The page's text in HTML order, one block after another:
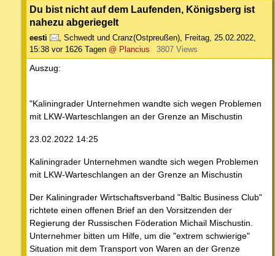
Du bist nicht auf dem Laufenden, Königsberg ist
nahezu abgeriegelt
eesti , Schwedt und Cranz(Ostpreußen), Freitag, 25.02.2022,
15:38 vor 1626 Tagen @ Plancius 3807 Views
Auszug:
"Kaliningrader Unternehmen wandte sich wegen Problemen
mit LKW-Warteschlangen an der Grenze an Mischustin
23.02.2022 14:25
Kaliningrader Unternehmen wandte sich wegen Problemen
mit LKW-Warteschlangen an der Grenze an Mischustin
Der Kaliningrader Wirtschaftsverband "Baltic Business Club"
richtete einen offenen Brief an den Vorsitzenden der
Regierung der Russischen Föderation Michail Mischustin.
Unternehmer bitten um Hilfe, um die "extrem schwierige"
Situation mit dem Transport von Waren an der Grenze